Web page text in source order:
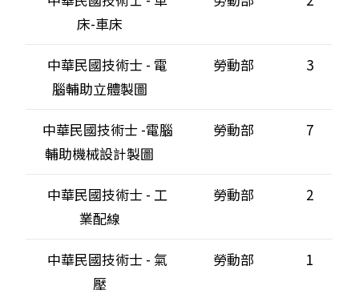
床-車床
中華民國技術士 - 電
腦輔助立體製圖
勞動部 3
中華民國技術士 -電腦
輔助機械設計製圖
勞動部 7
中華民國技術士 - 工
業配線
勞動部 2
中華民國技術士 - 氣
壓
勞動部 1